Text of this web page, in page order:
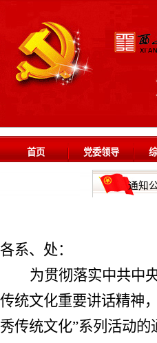
首页 党委领导
通知
各系、处：
为贯彻落实中共中
传统文化重要讲话精神
秀传统文化”系列活动